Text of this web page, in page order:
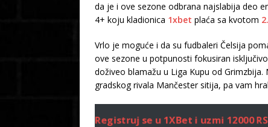
da je i ove sezone odbrana najslabija deo
4+ koju kladionica 1xbet plaća sa kvotom
Vrlo je moguće i da su fudbaleri Čelsija
ove sezone u potpunosti fokusiran
doživeo blamažu u Liga Kupu od
gradskog rivala Mančester sitija, pa vam
Registruj se u 1XBet i uzmi 12000